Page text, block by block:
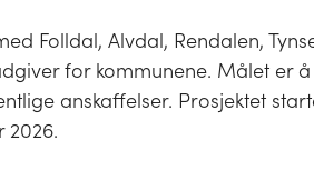
Folldal, Alvdal, Rendalen,
for kommunene. Målet er å
anskaffelser. Prosjektet
2026.